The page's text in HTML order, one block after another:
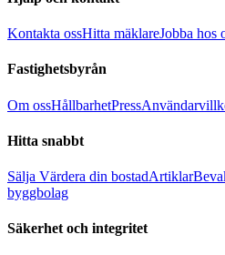
Kontakta ossHitta mäklareJobba hos
Fastighetsbyrån
Om ossHållbarhetPress
Hitta snabbt
Sälja Värdera din bostadArtiklar
byggbolag
Säkerhet och integritet